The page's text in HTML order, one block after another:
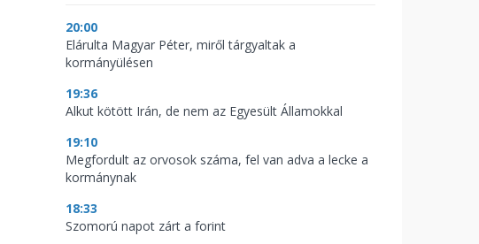
20:00
Elárulta Magyar Péter, miről tárgyaltak a
kormányülésen
19:36
Alkut kötött Irán, de nem az Egyesült Államokkal
19:10
Megfordult az orvosok száma, fel van adva a lecke a
kormánynak
18:33
Szomorú napot zárt a forint